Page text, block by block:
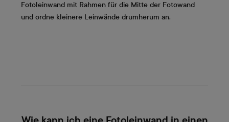
Fotoleinwand mit Rahmen für die Mitte der Fotowand
und ordne kleinere Leinwände drumherum an.